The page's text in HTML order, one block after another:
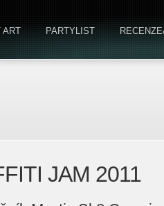
ART PARTYLIST
JAM 2011